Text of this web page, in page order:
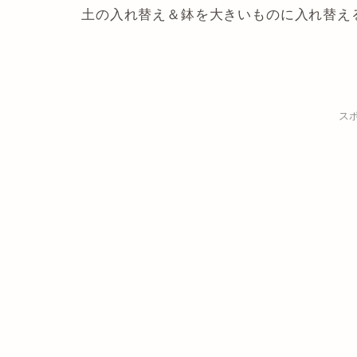
土の入れ替え＆鉢を大きいものに入れ替え
ス